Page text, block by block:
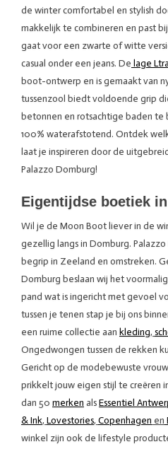
de winter comfortabel en stylish
makkelijk te combineren en past
gaat voor een zwarte of witte
casual onder een jeans. De lage
boot-ontwerp en is gemaakt van
tussenzool biedt voldoende grip
betonnen en rotsachtige baden te
100% waterafstotend. Ontdek
laat je inspireren door de
Palazzo Domburg!
Eigentijdse boetiek
Wil je de Moon Boot liever in de
gezellig langs in Domburg.
begrip in Zeeland en omstreken.
Domburg beslaan wij het
pand wat is ingericht met gevoel
tussen je tenen stap je bij ons
een ruime collectie aan kleding,
Ongedwongen tussen de rekken
Gericht op de modebewuste
prikkelt jouw eigen stijl te creëren
dan 50 merken alsEssentiel
& Ink, Lovestories, Copenhagen en
winkel zijn ook de lifestyle